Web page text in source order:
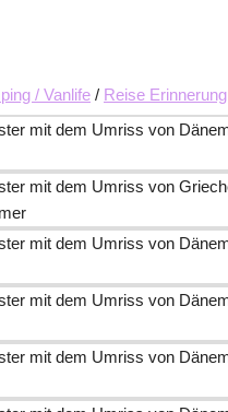
/ Vanlife / Reise Erinnerung